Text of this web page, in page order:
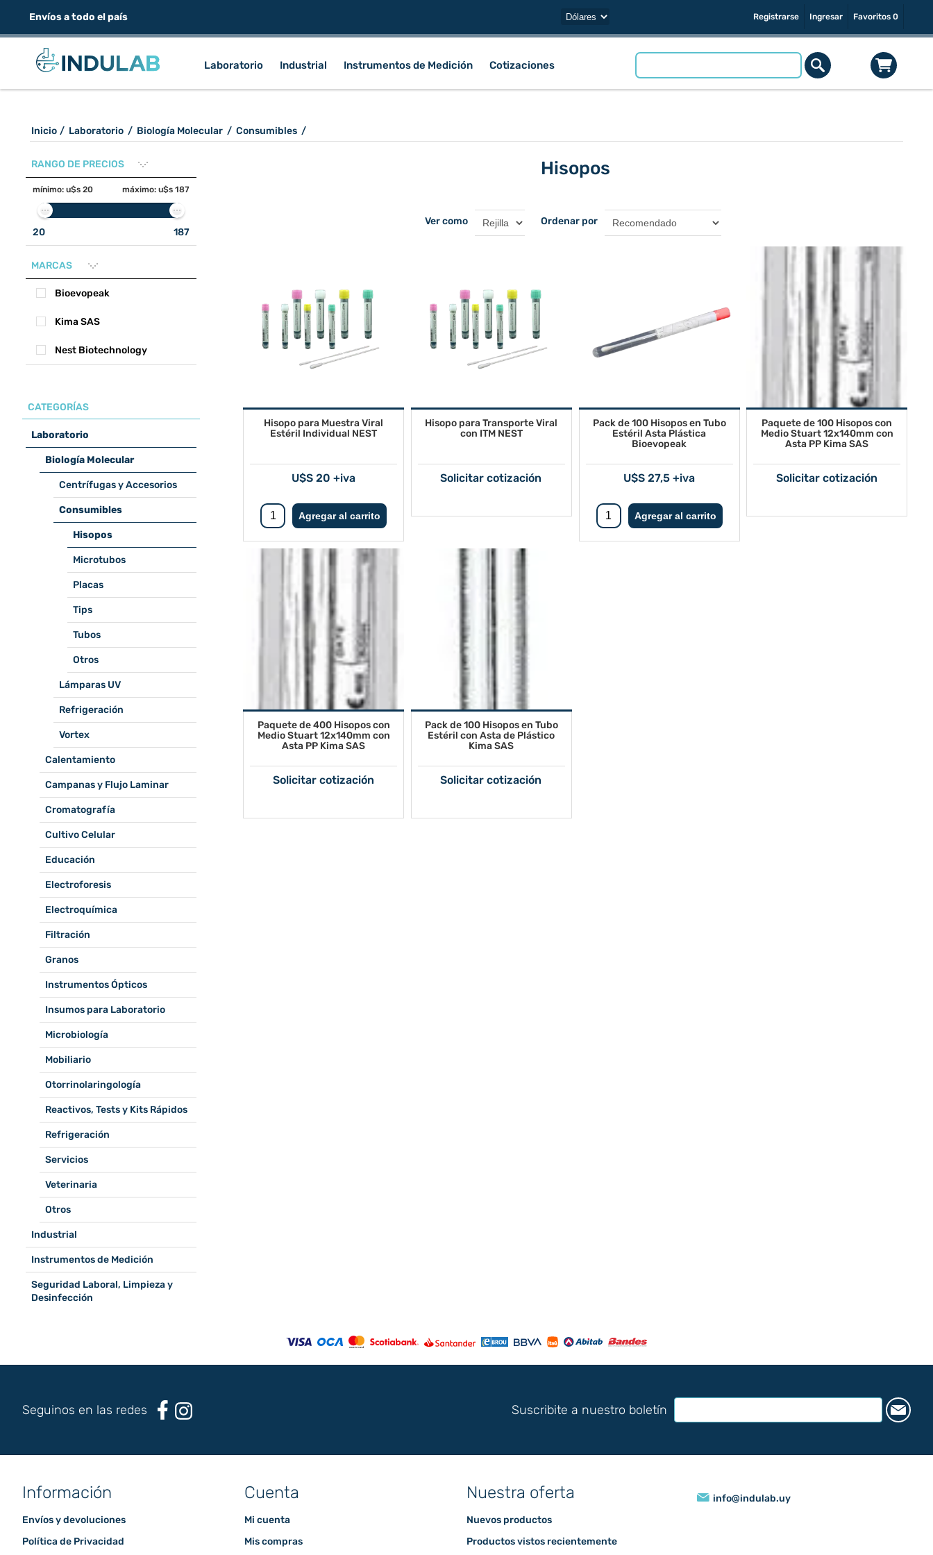
Envíos a todo el país Registrarse Ingresar Favoritos 0
Laboratorio Industrial Instrumentos de Medición Cotizaciones
Inicio / Laboratorio / Biología Molecular / Consumibles /
Hisopos
Ver como Ordenar por
Hisopo para Muestra Viral
Estéril Individual NEST
U$S 20 +iva
Hisopo para Transporte Viral
con ITM NEST
Solicitar cotización
Pack de 100 Hisopos en Tubo
Estéril Asta Plástica
Bioevopeak
U$S 27,5 +iva
Paquete de 100 Hisopos con
Medio Stuart 12x140mm con
Asta PP Kima SAS
Solicitar cotización
Paquete de 400 Hisopos con
Medio Stuart 12x140mm con
Asta PP Kima SAS
Solicitar cotización
Pack de 100 Hisopos en Tubo
Estéril con Asta de Plástico
Kima SAS
Solicitar cotización
RANGO DE PRECIOS
mínimo: u$s 20 máximo: u$s 187
20 187
MARCAS
Bioevopeak
Kima SAS
Nest Biotechnology
CATEGORÍAS
Laboratorio
Biología Molecular
Centrífugas y Accesorios
Consumibles
Hisopos
Microtubos
Placas
Tips
Tubos
Otros
Lámparas UV
Refrigeración
Vortex
Calentamiento
Campanas y Flujo Laminar
Cromatografía
Cultivo Celular
Educación
Electroforesis
Electroquímica
Filtración
Granos
Instrumentos Ópticos
Insumos para Laboratorio
Microbiología
Mobiliario
Otorrinolaringología
Reactivos, Tests y Kits Rápidos
Refrigeración
Servicios
Veterinaria
Otros
Industrial
Instrumentos de Medición
Seguridad Laboral, Limpieza y
Desinfección
Seguinos en las redes Suscribite a nuestro boletín
Información
Envíos y devoluciones
Política de Privacidad
Cuenta
Mi cuenta
Mis compras
Nuestra oferta
Nuevos productos
Productos vistos recientemente
info@indulab.uy